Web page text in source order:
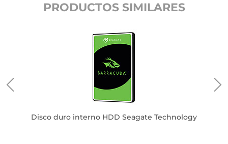
PRODUCTOS SIMILARES
Disco duro interno HDD Seagate Technology